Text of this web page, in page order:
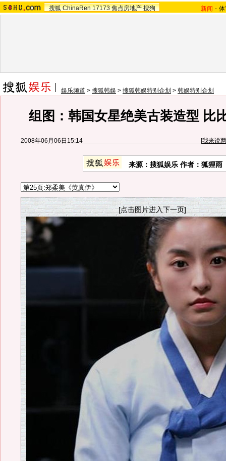
搜狐 ChinaRen 17173 焦点房地产 搜狗 新闻 -
娱乐频道 > 搜狐韩娱 > 搜狐韩娱特别企划 > 韩娱特别企划
组图：韩国女星绝美古装造型 比
2008年06月06日15:14 [我来说
来源：搜狐娱乐 作者：狐狸雨
[点击图片进入下一页]